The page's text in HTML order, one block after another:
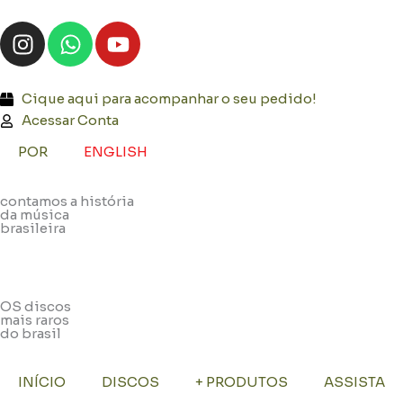
para
o
I
n
t
a
g
m
W
h
t
s
p
Y
o
t
u
b
Cique aqui para acompanhar o seu pedido!
Acessar Conta
POR
ENGLISH
contamos a história
da música
brasileira
OS discos
mais raros
do brasil
INÍCIO DISCOS + PRODUTOS ASSISTA